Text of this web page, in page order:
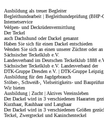
Ausbildung als treuer Begleiter
Begleithundearbeit | Begleithundeprüfung
Internetservice
Welpen- und Deckrüdenvermittlung
Der Teckel
auch Dachshund oder Dackel genannt
Haben Sie sich für einen Dackel entschieden
Wenden Sie sich an einen unserer Züchter oder
Sächsischer Teckelklub e.V.
Landesverband im Deutschen Teckelklub 1888
Sächsischer Teckelklub e.V. Landesverband der
DTK-Gruppe Dresden e.V. | DTK-Gruppe
Ausbildung für den Jagdgebrauch
Stöber-, Schweiß-, Vielseitigkeits- und
Wir bieten
Ausbildung | Zucht | Aktives Vereinsleben
Der Dackel wird in 3 verschiedenen Haararten
Kurzhaar, Rauhhaar und Langhaar
Der Dackel wird in 3 verschiedenen Größen
Teckel, Zwergteckel und Kaninchenteckel